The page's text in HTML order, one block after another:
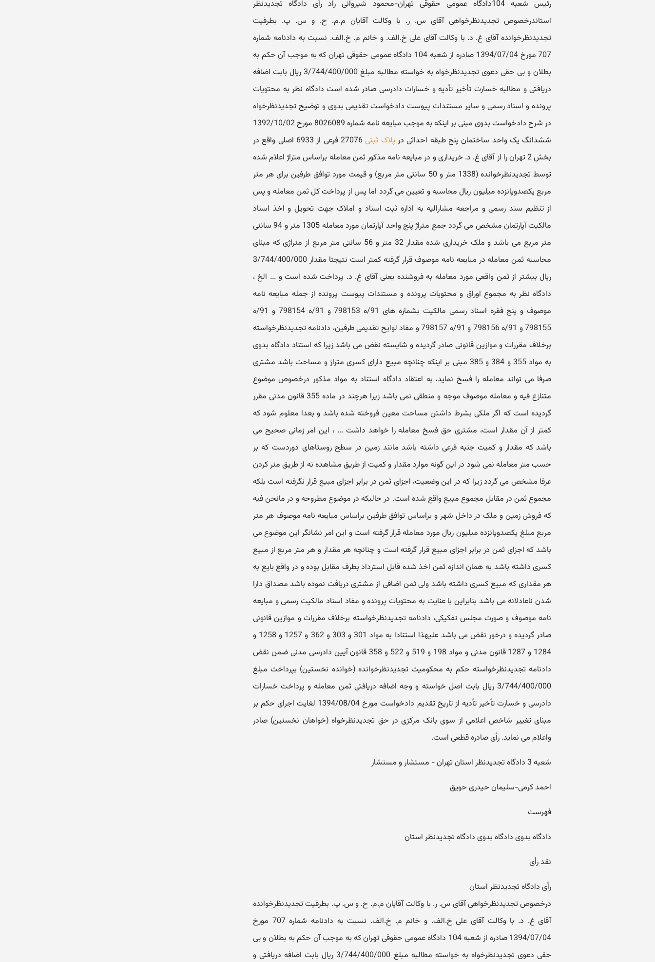
رئیس شعبه 104دادگاه عمومی حقوقی تهران-محمود شیروانی راد رأی دادگاه تجدیدنظر
استاندرخصوص تجدیدنظرخواهی آقای س. ر. با وکالت آقایان م.م. ح. و س. پ. بطرفیت
تجدیدنظرخوانده آقای غ. د. با وکالت آقای علی خ.الف. و خانم م. خ.الف. نسبت به دادنامه شماره
707 مورخ 1394/07/04 صادره از شعبه 104 دادگاه عمومی حقوقی تهران که به موجب آن حکم به
بطلان و بی حقی دعوی تجدیدنظرخواه به خواسته مطالبه مبلغ 3/744/400/000 ریال بابت اضافه
دریافتی و مطالبه خسارت تأخیر تأدیه و خسارات دادرسی صادر شده است دادگاه نظر به محتویات
پرونده و اسناد رسمی و سایر مستندات پیوست دادخواست تقدیمی بدوی و توضیح تجدیدنظرخواه
در شرح دادخواست بدوی مبنی بر اینکه به موجب مبایعه نامه شماره 8026089 مورخ 1392/10/02
ششدانگ یک واحد ساختمان پنج طبقه احداثی درپلاک ثبتی
27076 فرعی از 6933 اصلی واقع در
بخش 2 تهران را از آقای غ. د. خریداری و در مبایعه نامه مذکور ثمن معامله براساس متراژ اعلام شده
توسط تجدیدنظرخوانده (1338 متر و 50 سانتی متر مربع) و قیمت مورد توافق طرفین برای هر متر
مربع یکصدوپانزده میلیون ریال محاسبه و تعیین می گردد اما پس از پرداخت کل ثمن معامله و پس
از تنظیم سند رسمی و مراجعه مشارالیه به اداره ثبت اسناد و املاک جهت تحویل و اخذ اسناد
مالکیت آپارتمان مشخص می گردد جمع متراژ پنج واحد آپارتمان مورد معامله 1305 متر و 94 سانتی
متر مربع می باشد و ملک خریداری شده مقدار 32 متر و 56 سانتی متر مربع از متراژی که مبنای
محاسبه ثمن معامله در مبایعه نامه موصوف قرار گرفته کمتر است نتیجتا مقدار 3/744/400/000
ریال بیشتر از ثمن واقعی مورد معامله به فروشنده یعنی آقای غ. د. پرداخت شده است و ... الخ ،
دادگاه نظر به مجموع اوراق و محتویات پرونده و مستندات پیوست پرونده از جمله مبایعه نامه
موصوف و پنج فقره اسناد رسمی مالکیت بشماره های 91/ه 798153 و 91/ه 798154 و 91/ه
798155 و 91/ه 798156 و 91/ه 798157 و مفاد لوایح تقدیمی طرفین، دادنامه تجدیدنظرخواسته
برخلاف مقررات و موازین قانونی صادر گردیده و شایسته نقض می باشد زیرا که استناد دادگاه بدوی
به مواد 355 و 384 و 385 مبنی بر اینکه چنانچه مبیع دارای کسری متراژ و مساحت باشد مشتری
صرفا می تواند معامله را فسخ نماید، به اعتقاد دادگاه استناد به مواد مذکور درخصوص موضوع
متنازع فیه و معامله موصوف موجه و منطقی نمی باشد زیرا هرچند در ماده 355 قانون مدنی مقرر
گردیده است که اگر ملکی بشرط داشتن مساحت معین فروخته شده باشد و بعدا معلوم شود که
کمتر از آن مقدار است، مشتری حق فسخ معامله را خواهد داشت ... ، این امر زمانی صحیح می
باشد که مقدار و کمیت جنبه فرعی داشته باشد مانند زمین در سطح روستاهای دوردست که بر
حسب متر معامله نمی شود در این گونه موارد مقدار و کمیت از طریق مشاهده نه از طریق متر کردن
عرفا مشخص می گردد زیرا که در این وضعیت، اجزای ثمن در برابر اجزای مبیع قرار نگرفته است بلکه
مجموع ثمن در مقابل مجموع مبیع واقع شده است. در حالیکه در موضوع مطروحه و در مانحن فیه
که فروش زمین و ملک در داخل شهر و براساس توافق طرفین براساس مبایعه نامه موصوف هر متر
مربع مبلغ یکصدوپانزده میلیون ریال مورد معامله قرار گرفته است و این امر نشانگر این موضوع می
باشد که اجزای ثمن در برابر اجزای مبیع قرار گرفته است و چنانچه هر مقدار و هر متر مربع از مبیع
کسری داشته باشد به همان اندازه ثمن اخذ شده قابل استرداد بطرف مقابل بوده و در واقع بایع به
هر مقداری که مبیع کسری داشته باشد ولی ثمن اضافی از مشتری دریافت نموده باشد مصداق دارا
شدن ناعادلانه می باشد بنابراین با عنایت به محتویات پرونده و مفاد اسناد مالکیت رسمی و مبایعه
نامه موصوف و صورت مجلس تفکیکی، دادنامه تجدیدنظرخواسته برخلاف مقررات و موازین قانونی
صادر گردیده و درخور نقض می باشد علیهذا استنادا به مواد 301 و 303 و 362 و 1257 و 1258 و
1284 و 1287 قانون مدنی و مواد 198 و 519 و 522 و 358 قانون آیین دادرسی مدنی ضمن نقض
دادنامه تجدیدنظرخواسته حکم به محکومیت تجدیدنظرخوانده (خوانده نخستین) بپرداخت مبلغ
3/744/400/000 ریال بابت اصل خواسته و وجه اضافه دریافتی ثمن معامله و پرداخت خسارات
دادرسی و خسارت تأخیر تأدیه از تاریخ تقدیم دادخواست مورخ 1394/08/04 لغایت اجرای حکم بر
مبنای تغییر شاخص اعلامی از سوی بانک مرکزی در حق تجدیدنظرخواه (خواهان نخستین) صادر
واعلام می نماید. رأی صادره قطعی است.
شعبه 3 دادگاه تجدیدنظر استان تهران - مستشار و مستشار
احمد کرمی-سلیمان حیدری حویق
فهرست
دادگاه بدوی دادگاه بدوی دادگاه تجدیدنظر استان
نقد رأی
رأی دادگاه تجدیدنظر استان
درخصوص تجدیدنظرخواهی آقای س. ر. با وکالت آقایان م.م. ح. و س. پ. بطرفیت تجدیدنظرخوانده
آقای غ. د. با وکالت آقای علی خ.الف. و خانم م. خ.الف. نسبت به دادنامه شماره 707 مورخ
1394/07/04 صادره از شعبه 104 دادگاه عمومی حقوقی تهران که به موجب آن حکم به بطلان و بی
حقی دعوی تجدیدنظرخواه به خواسته مطالبه مبلغ 3/744/400/000 ریال بابت اضافه دریافتی و